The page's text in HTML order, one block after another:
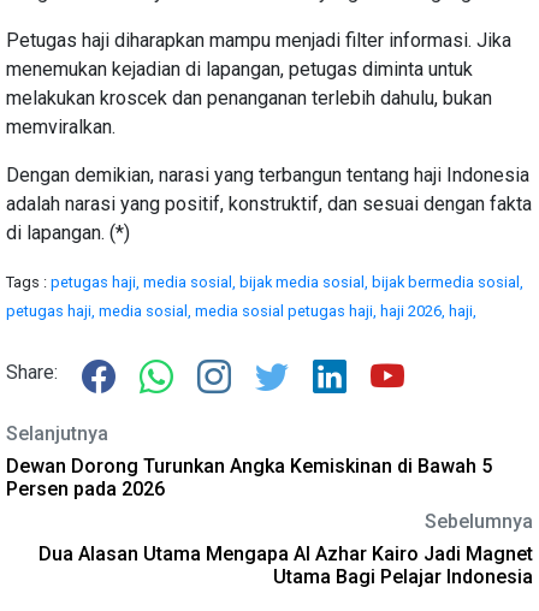
Petugas haji diharapkan mampu menjadi filter informasi. Jika
menemukan kejadian di lapangan, petugas diminta untuk
melakukan kroscek dan penanganan terlebih dahulu, bukan
memviralkan.
Dengan demikian, narasi yang terbangun tentang haji Indonesia
adalah narasi yang positif, konstruktif, dan sesuai dengan fakta
di lapangan. (*)
Tags : petugas haji, media sosial, bijak media sosial,
bijak bermedia sosial,
petugas haji, media sosial, media sosial petugas haji, haji 2026, haji,
Share:
Selanjutnya
Dewan Dorong Turunkan Angka Kemiskinan di Bawah 5
Persen pada 2026
Sebelumnya
Dua Alasan Utama Mengapa Al Azhar Kairo Jadi Magnet
Utama Bagi Pelajar Indonesia